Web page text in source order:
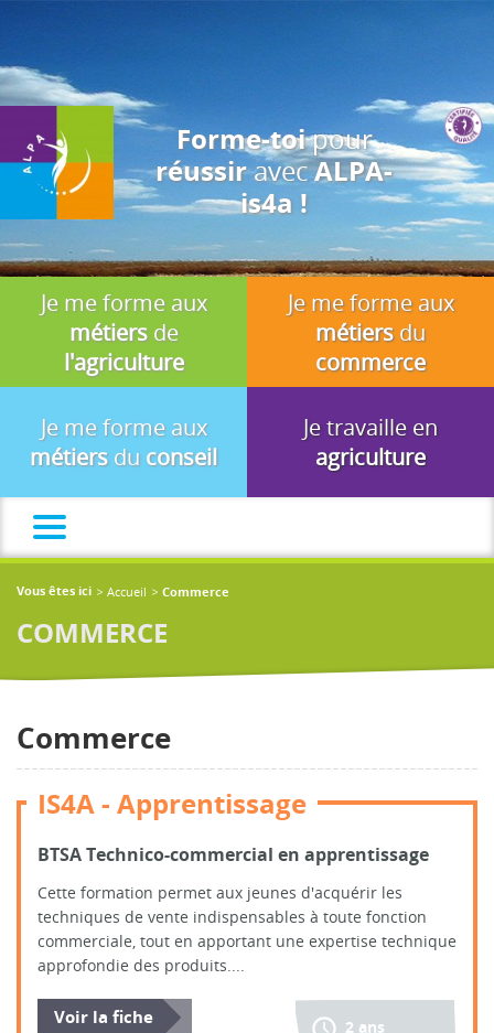
des fins d'analyse, de pertinence et de publicité.
Forme-toipour
réussiravecALPA-
is4a !
Je me forme aux
métiersde
l'agriculture
Je me forme aux
métiersdu
commerce
Je me forme aux
métiersdu conseil
Je travaille en
agriculture
Vous êtes ici Accueil Commerce
COMMERCE
Commerce
IS4A - Apprentissage
BTSA Technico-commercial en apprentissage
Cette formation permet aux jeunes d'acquérir les
techniques de vente indispensables à toute fonction
commerciale, tout en apportant une expertise technique
approfondie des produits....
Voir la fiche
2 ans